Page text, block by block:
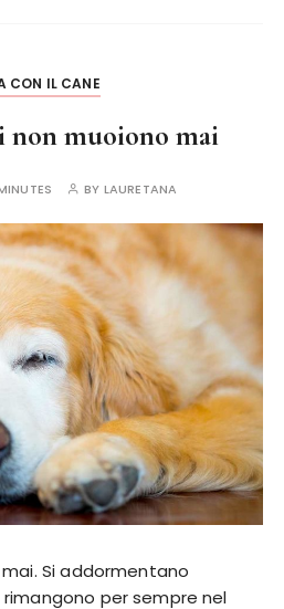
CON IL CANE
non muoiono mai
BY LAURETANA
Si addormentano
per sempre nel